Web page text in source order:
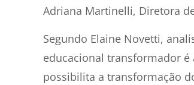
Adriana Martinelli, Diretora
Segundo Elaine Novetti,
educacional transformador
possibilita a transformação